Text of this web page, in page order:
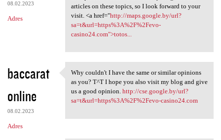
08.02.2023
Adres
articles on these topics, so I look forward to your
visit. <a href="http://maps.google.by/url?
sa=t&url=https%3A%2F%2Fevo-
casino24.com">totos...
baccarat
online
08.02.2023
Adres
Why couldn't I have the same
Why couldn't I have the same or similar opinions
as you? T^T I hope you also visit my blog and give
us a good opinion. http://cse.google.by/url?
sa=t&url=https%3A%2F%2Fevo-casino24.com